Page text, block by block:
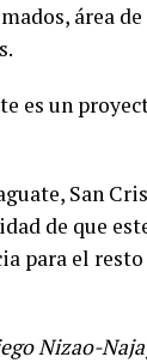
área
es un
San
de que
para el
Nizao-